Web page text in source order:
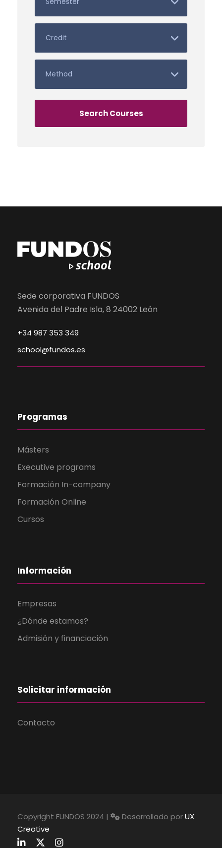
Sede corporativa FUNDOS
Avenida del Padre Isla, 8 24002 León
+34 987 353 349
school@fundos.es
Programas
Másters
Executive programs
Formación In-company
Formación Online
Cursos
Información
Empresas
¿Dónde estamos?
Admisión y financiación
Solicitar información
Contacto
Copyright FUNDOS 2024 | Desarrollado porUX
Creative